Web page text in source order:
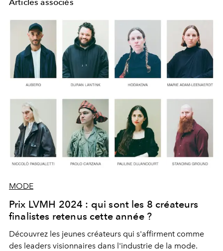
MODE
Prix LVMH 2024 : qui sont les 8 créateurs
finalistes retenus cette année ?
Découvrez les jeunes créateurs qui s'affirment comme
des leaders visionnaires dans l'industrie de la mode.